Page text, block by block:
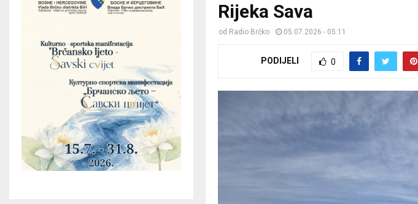
Rijeka Sava
od Radio Brčko 05.07.2026 - 05:11
PODIJELI 0